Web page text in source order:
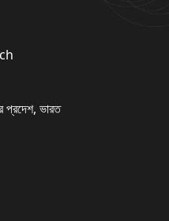
প্রদেশ, ভারত